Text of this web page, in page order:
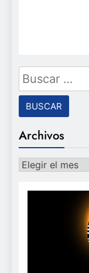
Buscar:
Archivos
Archivos